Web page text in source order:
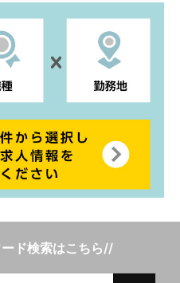
ド検索はこちら//